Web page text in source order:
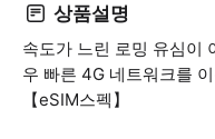
상품설명
속도가 느린 로밍 유심이
우 빠른 4G 네트워크를
【eSIM스펙】